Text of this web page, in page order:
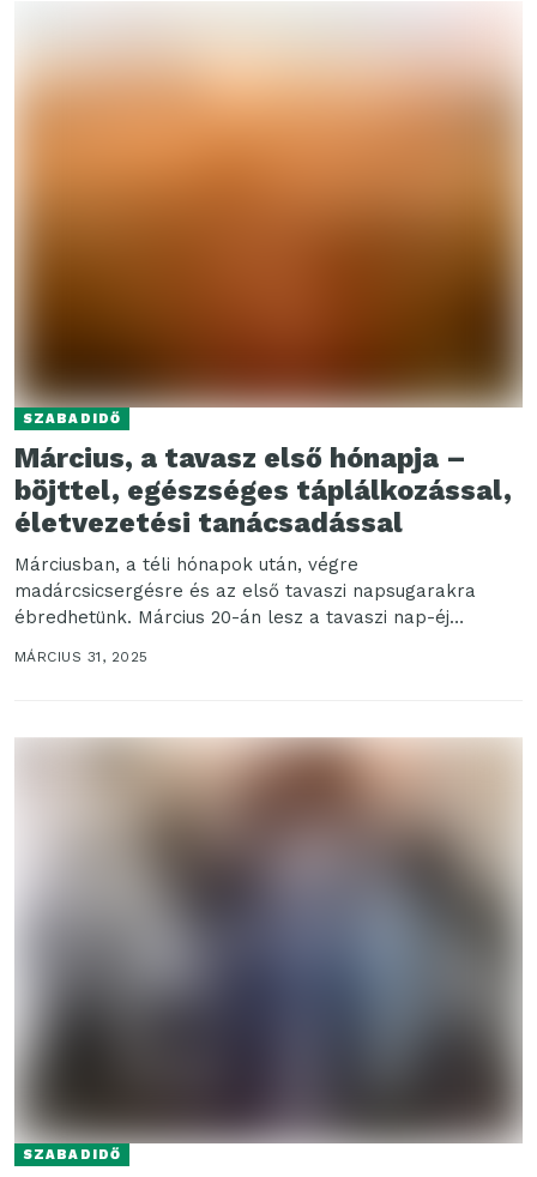
SZABADIDŐ
Március, a tavasz első hónapja –
böjttel, egészséges táplálkozással,
életvezetési tanácsadással
Márciusban, a téli hónapok után, végre
madárcsicsergésre és az első tavaszi napsugarakra
ébredhetünk. Március 20-án lesz a tavaszi nap-éj
egyenlőség, mely hivatalosan is...
MÁRCIUS 31, 2025
SZABADIDŐ